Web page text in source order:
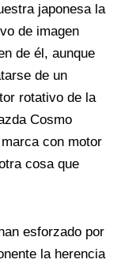
japonesa la
de imagen
de él, aunque
de un
rotativo de la
Cosmo
con motor
cosa que
esforzado por
la herencia